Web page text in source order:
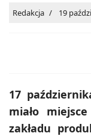
Redakcja 19
17
miało
zakładu